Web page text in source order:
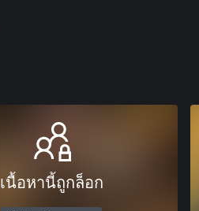
เนื้อหานี้ถูกล็อก